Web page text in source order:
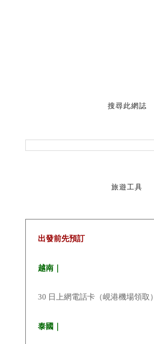
搜尋此網誌
旅遊工具
出發前先預訂
越南｜
30 日上網電話卡（峴港機場領取）
泰國｜